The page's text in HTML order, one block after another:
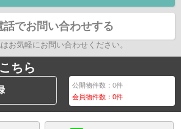
話でお問い合わせする
お気軽にお問い合わせください。
ちら
公開物件数：0件
会員物件数：0件